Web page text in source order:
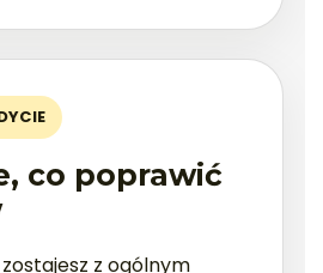
co poprawić
z ogólnym